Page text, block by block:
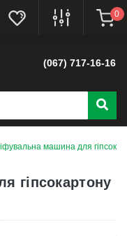
0
(067) 717-16-16
машина для
гіпсокартону